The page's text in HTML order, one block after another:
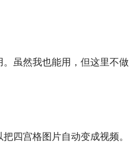
虽然我也能用，但这里不做
四宫格图片自动变成视频。